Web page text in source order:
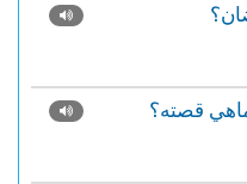
قصته؟